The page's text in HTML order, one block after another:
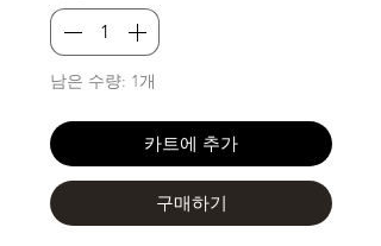
남은 수량: 1개
카트에 추가
구매하기